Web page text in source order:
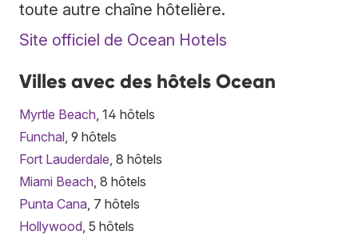
toute autre chaîne hôtelière.
Site officiel de Ocean Hotels
Villes avec des hôtels Ocean
Myrtle Beach , 14 hôtels
Funchal , 9 hôtels
Fort Lauderdale , 8 hôtels
Miami Beach , 8 hôtels
Punta Cana , 7 hôtels
Hollywood , 5 hôtels